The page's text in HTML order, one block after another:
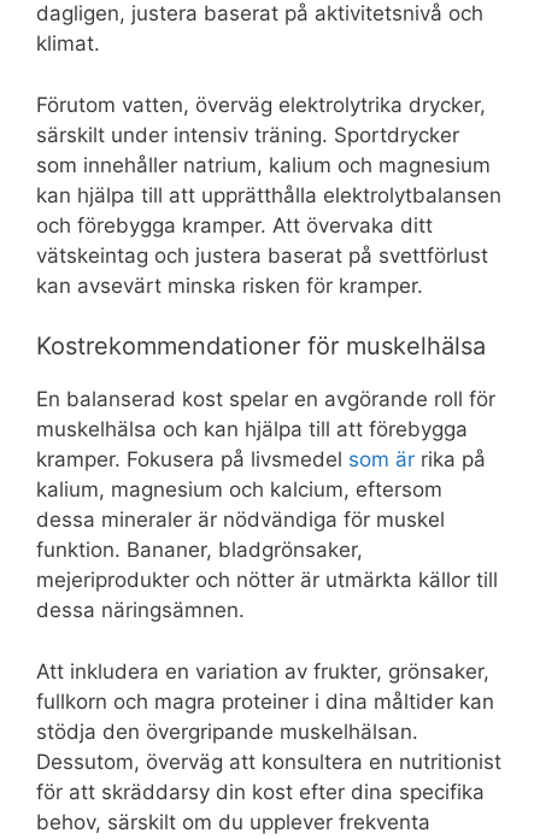
dagligen, justera baserat på aktivitetsnivå och
klimat.
Förutom vatten, överväg elektrolytrika drycker,
särskilt under intensiv träning. Sportdrycker
som innehåller natrium, kalium och magnesium
kan hjälpa till att upprätthålla elektrolytbalansen
och förebygga kramper. Att övervaka ditt
vätskeintag och justera baserat på svettförlust
kan avsevärt minska risken för kramper.
Kostrekommendationer för muskelhälsa
En balanserad kost spelar en avgörande roll för
muskelhälsa och kan hjälpa till att förebygga
kramper. Fokusera på livsmedel som är rika på
kalium, magnesium och kalcium, eftersom
dessa mineraler är nödvändiga för muskel
funktion. Bananer, bladgrönsaker,
mejeriprodukter och nötter är utmärkta källor till
dessa näringsämnen.
Att inkludera en variation av frukter, grönsaker,
fullkorn och magra proteiner i dina måltider kan
stödja den övergripande muskelhälsan.
Dessutom, överväg att konsultera en nutritionist
för att skräddarsy din kost efter dina specifika
behov, särskilt om du upplever frekventa